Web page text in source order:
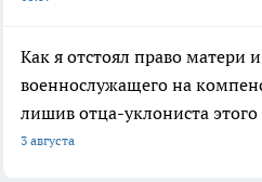
Как я отстоял право матери
военнослужащего на
лишив отца-уклониста этого
3 августа